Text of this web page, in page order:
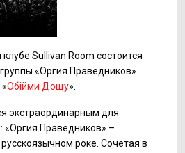
Sullivan Room состоится
«Оргия Праведников»
Обійми Дощу».
экстраординарным для
«Оргия Праведников» –
роке. Сочетая в